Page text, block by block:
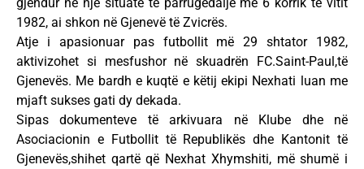
1982, ai shkon në Gjenevë të Zvicrës.
Atje i apasionuar pas futbollit më 29 shtator 1982,
aktivizohet si mesfushor në skuadrën FC.Saint-Paul,të
Gjenevës. Me bardh e kuqtë e këtij ekipi Nexhati luan me
mjaft sukses gati dy dekada.
Sipas dokumenteve të arkivuara në Klube dhe në
Asociacionin e Futbollit të Republikës dhe Kantonit të
Gjenevës,shihet qartë që Nexhat Xhymshiti, më shumë i